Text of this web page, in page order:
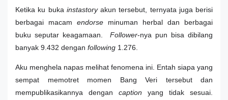
Ketika ku buka instastoryakun tersebut, ternyata juga berisi
berbagai macam endorse minuman herbal dan berbagai
buku seputar keagamaan. Follower-nya pun bisa dibilang
banyak 9.432 dengan following 1.276.
Aku menghela napas melihat fenomena ini. Entah siapa yang
sempat memotret momen Bang Veri tersebut dan
mempublikasikannya dengan caption yang tidak sesuai.